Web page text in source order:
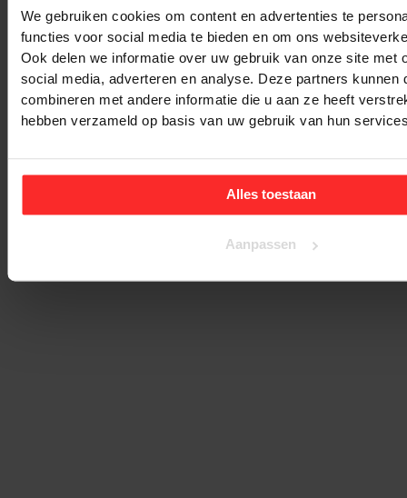
We gebruiken cookies om content en advertenties te
functies voor social media te bieden en om ons
Ook delen we informatie over uw gebruik van onze site met
social media, adverteren en analyse. Deze partners kunnen
combineren met andere informatie die u aan ze heeft
hebben verzameld op basis van uw gebruik van hun
Alles toestaan
Aanpassen